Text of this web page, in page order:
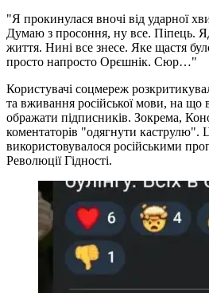
"Я прокинулася вночі від ударної
Думаю з просоння, ну все. Піпець.
життя. Нині все знесе. Яке щастя
просто напросто Орєшнік. Сюр…"
Користувачі соцмереж
та вживання російської мови, на що
ображати підписників. Зокрема,
коментаторів "одягнути каструлю".
використовувалося російськими
Революції Гідності.